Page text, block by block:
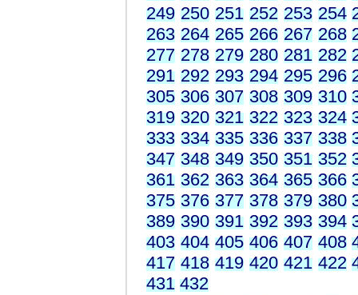
249 250 251 252 253 254
263 264 265 266 267 268
277 278 279 280 281 282
291 292 293 294 295 296
305 306 307 308 309 310
319 320 321 322 323 324
333 334 335 336 337 338
347 348 349 350 351 352
361 362 363 364 365 366
375 376 377 378 379 380
389 390 391 392 393 394
403 404 405 406 407 408
417 418 419 420 421 422
431 432